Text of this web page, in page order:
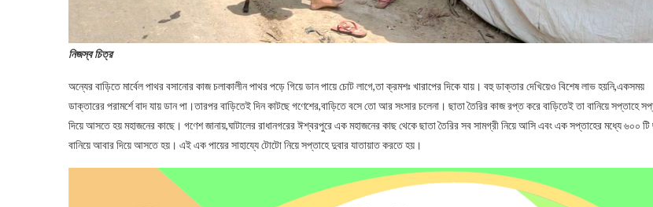
নিজস্ব চিত্র
অন্যের বাড়িতে মার্বেল পাথর বসানোর কাজ চলাকালীন পাথর পড়ে গিয়ে ডান পায়ে চোট লাগে,তা ক্রমশঃ খারাপের দিকে যায়। বহু ডাক্তার দেখিয়েও বিশেষ লাভ হয়নি,একসময়
ডাক্তারের পরামর্শে বাদ যায় ডান পা।তারপর বাড়িতেই দিন কাটছে গণেশের,বাড়িতে বসে তো আর সংসার চলেনা। ছাতা তৈরির কাজ রপ্ত করে বাড়িতেই তা বানিয়ে সপ্তাহে
দিয়ে আসতে হয় মহাজনের কাছে। গণেশ জানায়,ঘাটালের রাধানগরের ঈশ্বরপুরে এক মহাজনের কাছ থেকে ছাতা তৈরির সব সামগ্রী নিয়ে আসি এবং এক সপ্তাহের মধ্যে ৬০০ টি
বানিয়ে আবার দিয়ে আসতে হয়। এই এক পায়ের সাহায্যে টোটো নিয়ে সপ্তাহে দুবার যাতায়াত করতে হয়।